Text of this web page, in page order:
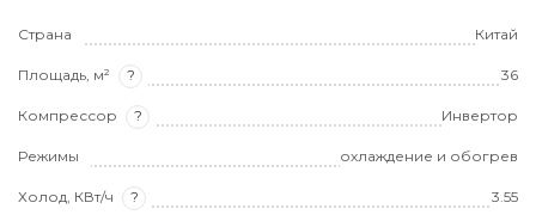
Страна Китай
Площадь, м² ? 36
Компрессор ? Инвертор
Режимы охлаждение и обогрев
Холод, КВт/ч ?
3.55